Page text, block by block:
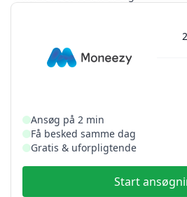
Ansøg på 2 min
Få besked samme dag
Gratis & uforpligtende
Start